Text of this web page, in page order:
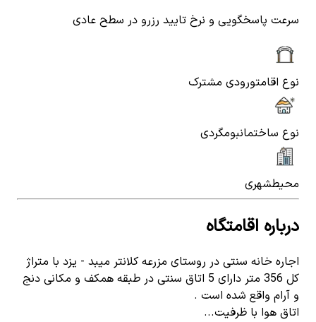
سرعت پاسخگویی و نرخ تایید رزرو در سطح عادی
نوع اقامتورودی مشترک
نوع ساختمانبومگردی
محیطشهری
درباره اقامتگاه
اجاره خانه سنتی در روستای مزرعه کلانتر میبد - یزد با متراژ
کل 356 متر دارای 5 اتاق سنتی در طبقه همکف و مکانی دنج
و آرام واقع شده است .
اتاق هوا با ظرفیت...